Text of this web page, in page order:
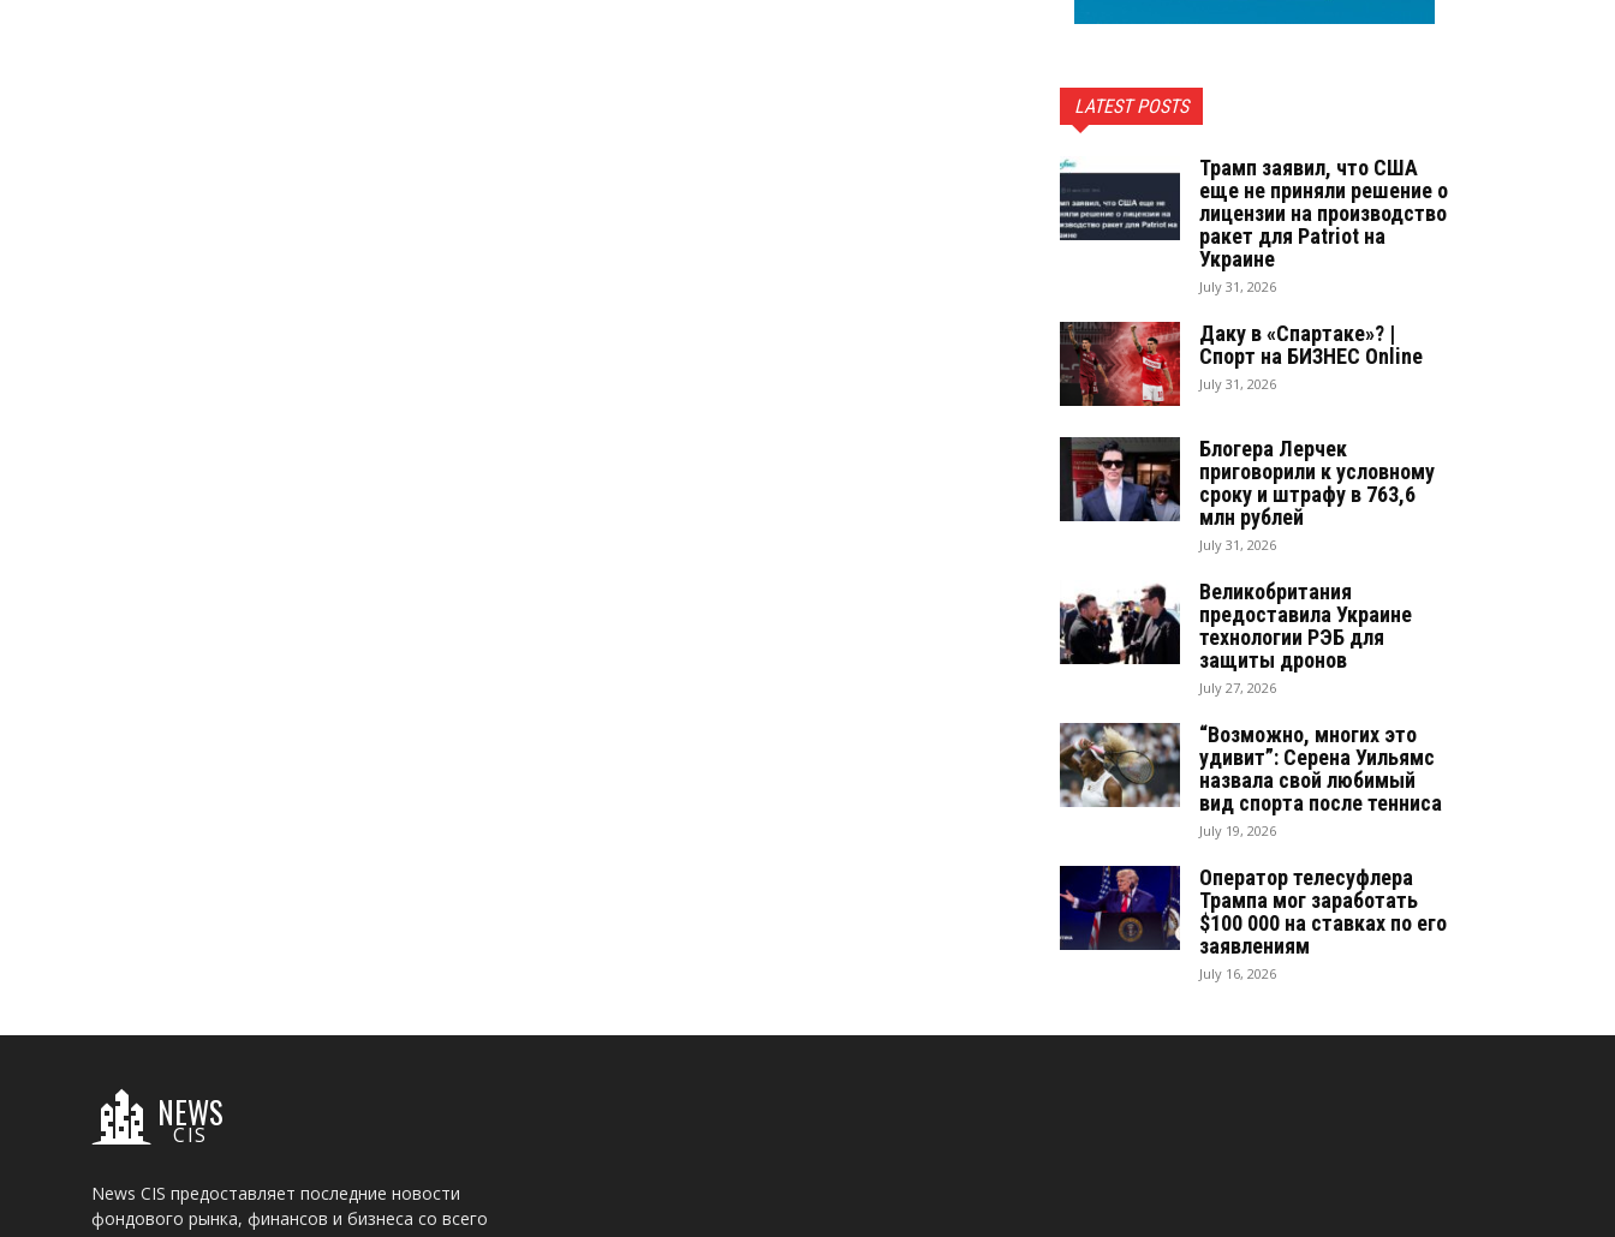
LATEST POSTS
Трамп заявил, что США
еще не приняли решение о
лицензии на производство
ракет для Patriot на
Украине
July 31, 2026
Даку в «Спартаке»? |
Спорт на БИЗНЕС Online
July 31, 2026
Блогера Лерчек
приговорили к условному
сроку и штрафу в 763,6
млн рублей
July 31, 2026
Великобритания
предоставила Украине
технологии РЭБ для
защиты дронов
July 27, 2026
“Возможно, многих это
удивит”: Серена Уильямс
назвала свой любимый
вид спорта после тенниса
July 19, 2026
Оператор телесуфлера
Трампа мог заработать
$100 000 на ставках по его
заявлениям
July 16, 2026
NEWS
CIS
News CIS предоставляет последние новости
фондового рынка, финансов и бизнеса со всего